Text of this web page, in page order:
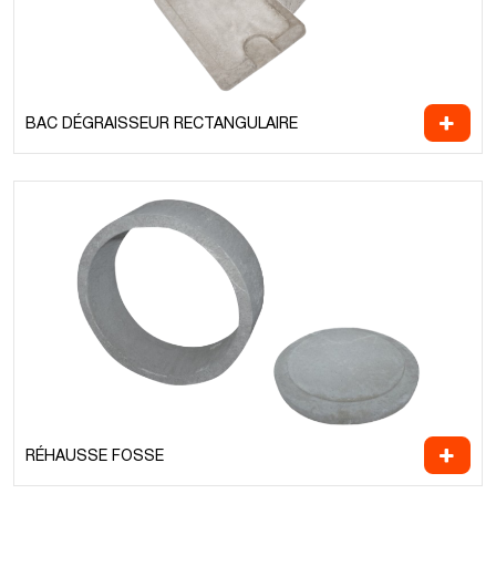
BAC DÉGRAISSEUR RECTANGULAIRE
RÉHAUSSE FOSSE